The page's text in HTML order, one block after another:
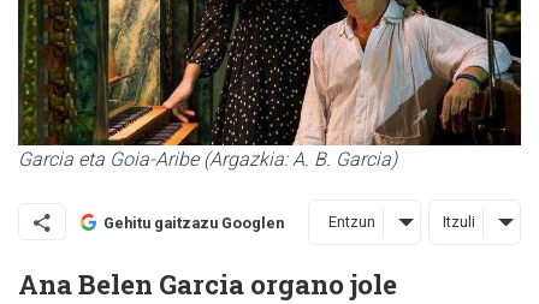
Garcia eta Goia-Aribe (Argazkia: A. B. Garcia)
Gehitu gaitzazu Googlen Entzun Itzuli
Ana Belen Garcia organo jole